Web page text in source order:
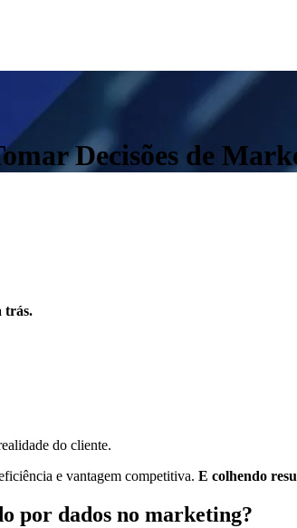
Decisões de
trás.
do cliente.
e vantagem competitiva. E colhendo
por dados no marketing?